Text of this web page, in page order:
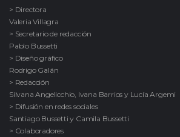
> Directora
Valeria Villagra
> Secretario de redacción
Pablo Bussetti
> Diseño gráfico
Rodrigo Galán
> Redacción
Silvana Angelicchio, Ivana Barrios y Lucía Argemi
> Difusión en redes sociales
Santiago Bussetti y Camila Bussetti
> Colaboradores